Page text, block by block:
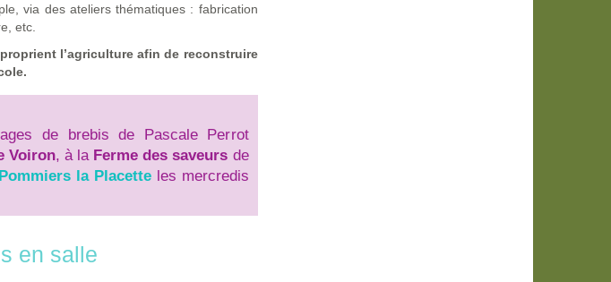
via des ateliers thématiques : fabrication
etc.
l’agriculture afin de reconstruire
de brebis de Pascale Perrot
Voiron, à la Ferme des saveurs de
Pommiers la Placetteles mercredis
en salle